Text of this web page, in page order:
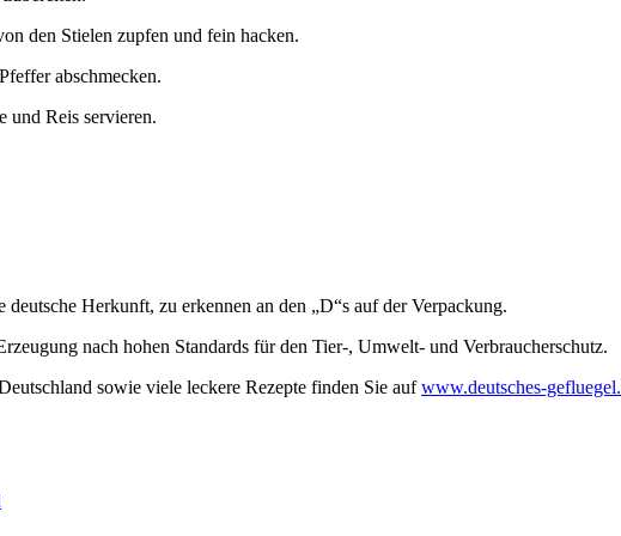
den Stielen zupfen und fein hacken.
abschmecken.
und Reis servieren.
Herkunft, zu erkennen an den „D“s auf der Verpackung.
nach hohen Standards für den Tier-, Umwelt- und Verbraucherschutz.
sowie viele leckere Rezepte finden Sie aufwww.deutsches-